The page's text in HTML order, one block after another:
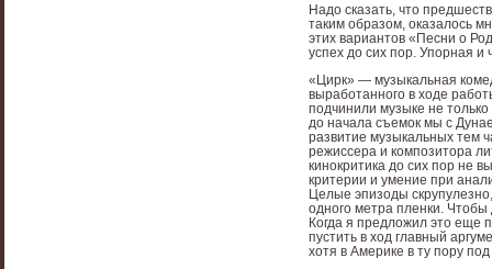
Надо сказать, что
таким образом, оказалось
этих вариантов «Песни о
успех до сих пор. Упорная
«Цирк» — музыкальная
выработанного в ходе
подчинили музыке не
до начала съемок мы с
развитие музыкальных тем
режиссера и композитора
кинокритика до сих пор не
критерии и умение при
Целые эпизоды
одного метра пленки.
Когда я предложил это еще
пустить в ход главный
хотя в Америке в ту пору